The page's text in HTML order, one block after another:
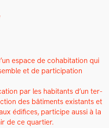
espace de cohab­i­ta­tion qui
et de par­tic­i­pa­tion
par les habi­tants d’un ter­
des bâti­ments exis­tants et
édi­fices, par­ticipe aus­si à la
de ce quarti­er.